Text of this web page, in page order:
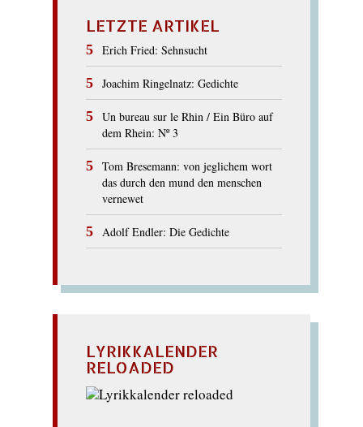
LETZTE ARTIKEL
Erich Fried: Sehnsucht
Joachim Ringelnatz: Gedichte
Un bureau sur le Rhin / Ein Büro auf
dem Rhein: Nº 3
Tom Bresemann: von jeglichem wort
das durch den mund den menschen
vernewet
Adolf Endler: Die Gedichte
LYRIKKALENDER
RELOADED